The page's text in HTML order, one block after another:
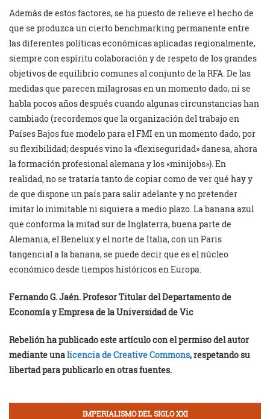
Además de estos factores, se ha puesto de relieve el hecho de
que se produzca un cierto benchmarking permanente entre
las diferentes políticas económicas aplicadas regionalmente,
siempre con espíritu colaboración y de respeto de los grandes
objetivos de equilibrio comunes al conjunto de la RFA. De las
medidas que parecen milagrosas en un momento dado, ni se
habla pocos años después cuando algunas circunstancias han
cambiado (recordemos que la organización del trabajo en
Países Bajos fue modelo para el FMI en un momento dado, por
su flexibilidad; después vino la «flexiseguridad» danesa, ahora
la formación profesional alemana y los «minijobs»). En
realidad, no se trataría tanto de copiar como de ver qué hay y
de que dispone un país para salir adelante y no pretender
imitar lo inimitable ni siquiera a medio plazo. La banana azul
que conforma la mitad sur de Inglaterra, buena parte de
Alemania, el Benelux y el norte de Italia, con un Paris
tangencial a la banana, se puede decir que es el núcleo
económico desde tiempos históricos en Europa.
Fernando G. Jaén. Profesor Titular del Departamento de
Economía y Empresa de la Universidad de Vic
Rebelión ha publicado este artículo con el permiso del autor
mediante unalicencia de Creative Commons, respetando su
libertad para publicarlo en otras fuentes.
IMPERIALISMO DEL SIGLO XXI